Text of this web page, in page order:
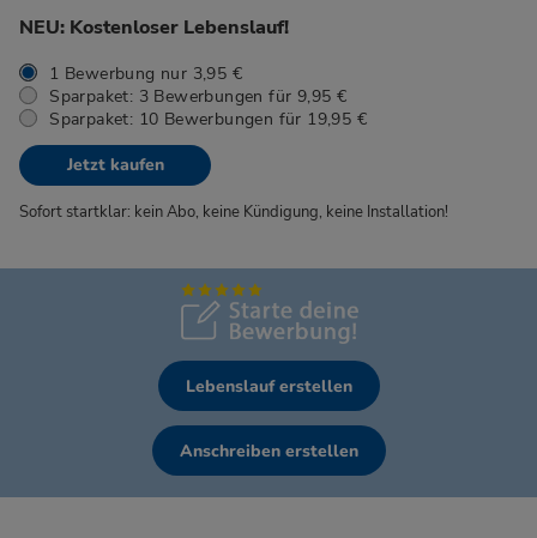
NEU: Kostenloser Lebenslauf!
1 Bewerbung nur 3,95 €
Sparpaket: 3 Bewerbungen für 9,95 €
Sparpaket: 10 Bewerbungen für 19,95 €
Jetzt kaufen
Sofort startklar: kein Abo, keine Kündigung, keine Installation!
Lebenslauf erstellen
Anschreiben erstellen